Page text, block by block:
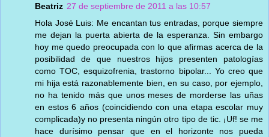
Beatriz 27 de septiembre de 2011 a las 10:57
Hola José Luis: Me encantan tus entradas, porque siempre
me dejan la puerta abierta de la esperanza. Sin embargo
hoy me quedo preocupada con lo que afirmas acerca de la
posibilidad de que nuestros hijos presenten patologías
como TOC, esquizofrenia, trastorno bipolar... Yo creo que
mi hija está razonablemente bien, en su caso, por ejemplo,
no ha tenido más que unos meses de morderse las uñas
en estos 6 años (coincidiendo con una etapa escolar muy
complicada)y no presenta ningún otro tipo de tic. ¡Uf! se me
hace durísimo pensar que en el horizonte nos pueda